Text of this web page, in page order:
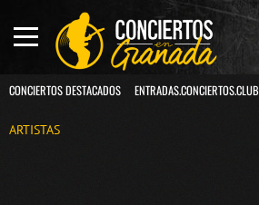
CONCIERTOS DESTACADOS ENTRADAS.CONCIERTOS.CLUB
ARTISTAS